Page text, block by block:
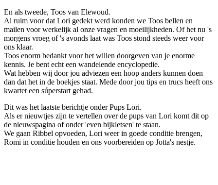
En als tweede, Toos van Elewoud.
Al ruim voor dat Lori gedekt werd konden we Toos bellen en
mailen voor werkelijk al onze vragen en moeilijkheden. Of het nu 's
morgens vroeg of 's avonds laat was Toos stond steeds weer voor
ons klaar.
Toos enorm bedankt voor het willen doorgeven van je enorme
kennis. Je bent echt een wandelende encyclopedie.
Wat hebben wij door jou adviezen een hoop anders kunnen doen
dan dat het in de boekjes staat. Mede door jou tips en trucs heeft ons
kwartet een súperstart gehad.
Dit was het laatste berichtje onder Pups Lori.
Als er nieuwtjes zijn te vertellen over de pups van Lori komt dit op
de nieuwspagina of onder 'even bijkletsen' te staan.
We gaan Ribbel opvoeden, Lori weer in goede conditie brengen,
Romi in conditie houden en ons voorbereiden op Jotta's nestje.